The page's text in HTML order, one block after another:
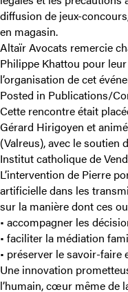
diffusion de jeux-
en magasin.
Altaïr Avocats remercie
Philippe Khattou pour
l’organisation de cet
Posted in Publications/
Cette rencontre était
Gérard Hirigoyen et
(Valreus), avec le soutien
Institut catholique de
L’intervention de Pierre
artificielle dans les
sur la manière dont ces
• accompagner les
• faciliter la médiation
• préserver le savoir-faire
Une innovation
l’humain, cœur même de